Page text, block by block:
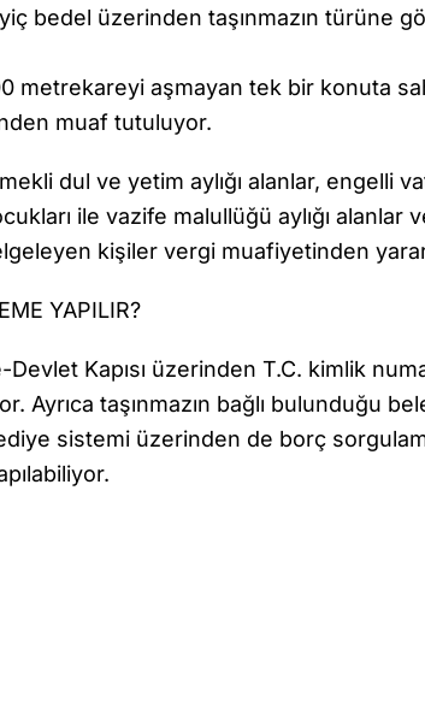
bedel üzerinden taşınmazın türüne
metrekareyi aşmayan tek bir konuta
muaf tutuluyor.
dul ve yetim aylığı alanlar, engelli
ile vazife malullüğü aylığı alanlar
kişiler vergi muafiyetinden
YAPILIR?
Kapısı üzerinden T.C. kimlik
Ayrıca taşınmazın bağlı bulunduğu
sistemi üzerinden de borç